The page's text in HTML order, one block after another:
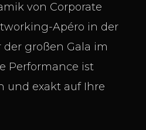
von Corporate
Apéro in der
der großen Gala im
Performance ist
und exakt auf Ihre